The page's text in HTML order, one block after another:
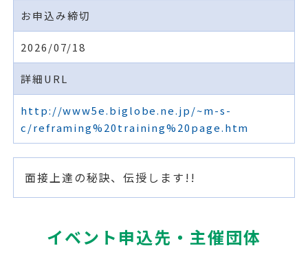
お申込み締切
2026/07/18
詳細URL
http://www5e.biglobe.ne.jp/~m-s-
c/reframing%20training%20page.htm
面接上達の秘訣、伝授します!!
イベント申込先・主催団体